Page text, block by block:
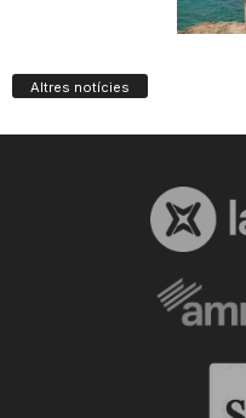
Altres notícies